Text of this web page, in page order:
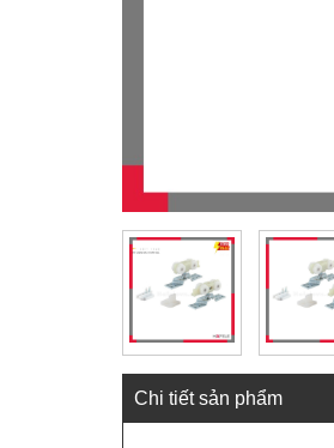
Chi tiết sản phẩm